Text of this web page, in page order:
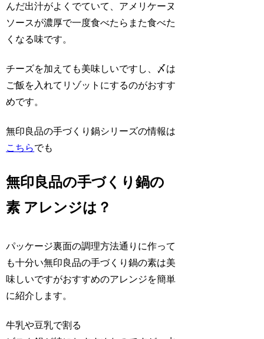
んだ出汁がよくでていて、アメリケーヌ
ソースが濃厚で一度食べたらまた食べた
くなる味です。
チーズを加えても美味しいですし、〆は
ご飯を入れてリゾットにするのがおすす
めです。
無印良品の手づくり鍋シリーズの情報は
こちらでも
無印良品の手づくり鍋の
素 アレンジは？
パッケージ裏面の調理方法通りに作って
も十分い無印良品の手づくり鍋の素は美
味しいですがおすすめのアレンジを簡単
に紹介します。
牛乳や豆乳で割る